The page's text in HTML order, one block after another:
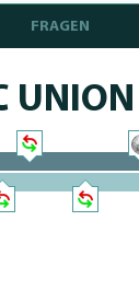
FRAGEN